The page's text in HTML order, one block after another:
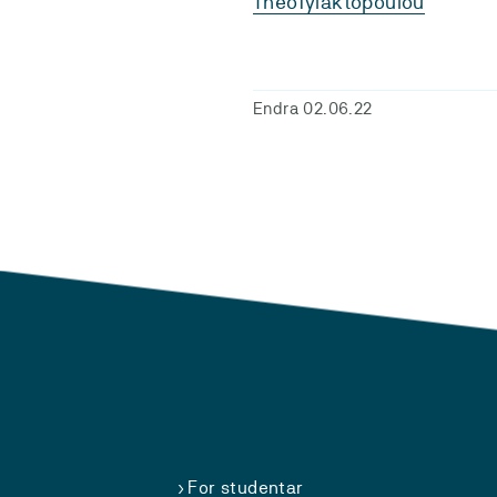
Endra 02.06.22
For studentar